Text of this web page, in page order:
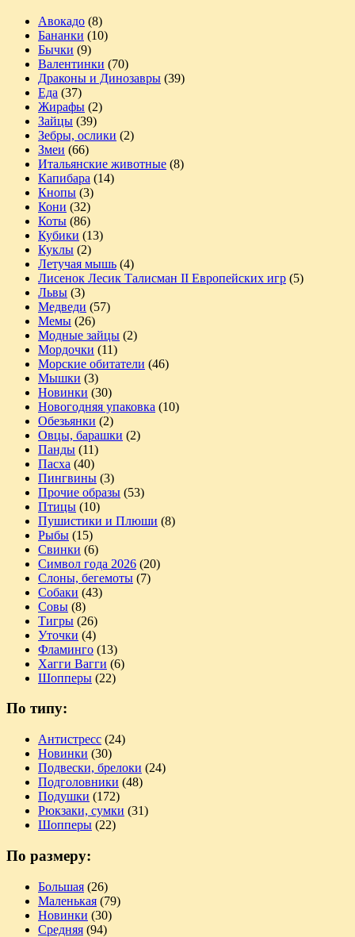
Авокадо (8)
Бананки (10)
Бычки (9)
Валентинки (70)
Драконы и Динозавры (39)
Еда (37)
Жирафы (2)
Зайцы (39)
Зебры, ослики (2)
Змеи (66)
Итальянские животные (8)
Капибара (14)
Кнопы (3)
Кони (32)
Коты (86)
Кубики (13)
Куклы (2)
Летучая мышь (4)
Лисенок Лесик Талисман II Европейских игр (5)
Львы (3)
Медведи (57)
Мемы (26)
Модные зайцы (2)
Мордочки (11)
Морские обитатели (46)
Мышки (3)
Новинки (30)
Новогодняя упаковка (10)
Обезьянки (2)
Овцы, барашки (2)
Панды (11)
Пасха (40)
Пингвины (3)
Прочие образы (53)
Птицы (10)
Пушистики и Плюши (8)
Рыбы (15)
Свинки (6)
Символ года 2026 (20)
Слоны, бегемоты (7)
Собаки (43)
Совы (8)
Тигры (26)
Уточки (4)
Фламинго (13)
Хагги Вагги (6)
Шопперы (22)
По типу:
Антистресс (24)
Новинки (30)
Подвески, брелоки (24)
Подголовники (48)
Подушки (172)
Рюкзаки, сумки (31)
Шопперы (22)
По размеру:
Большая (26)
Маленькая (79)
Новинки (30)
Средняя (94)